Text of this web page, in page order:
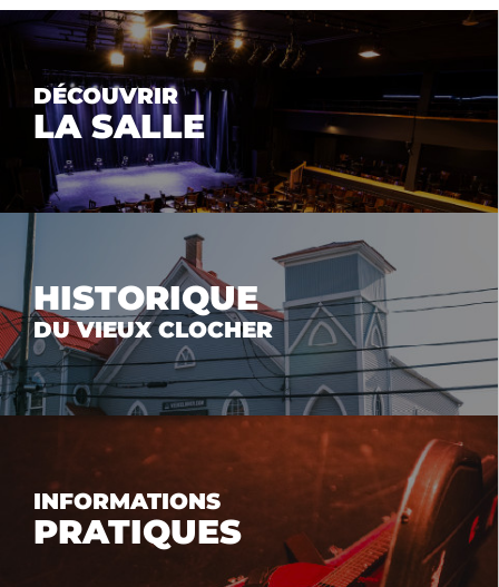
DÉCOUVRIR
LA SALLE
HISTORIQUE
DU VIEUX CLOCHER
INFORMATIONS
PRATIQUES